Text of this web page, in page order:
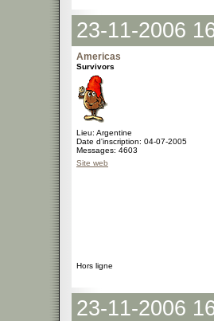
23-11-2006
Americas
Survivors
Lieu: Argentine
Date d'inscription: 04-07-2005
Messages: 4603
Site web
Hors ligne
23-11-2006